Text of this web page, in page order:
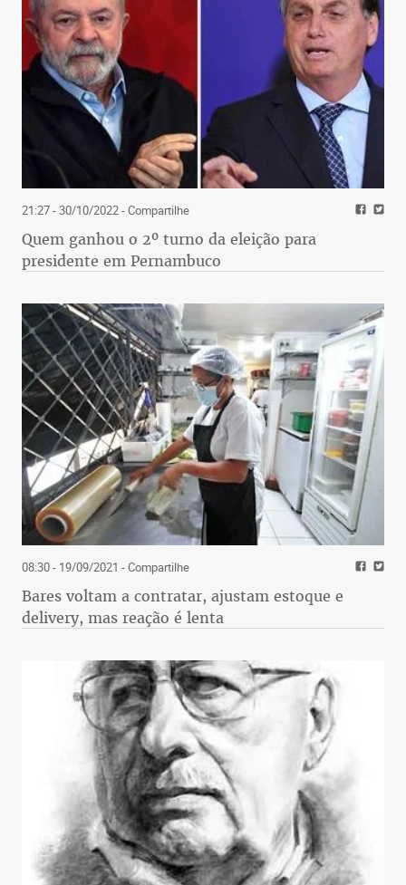
21:27 - 30/10/2022- Compartilhe
Quem ganhou o 2º turno da eleição para
presidente em Pernambuco
08:30 - 19/09/2021 - Compartilhe
Bares voltam a contratar, ajustam estoque e
delivery, mas reação é lenta